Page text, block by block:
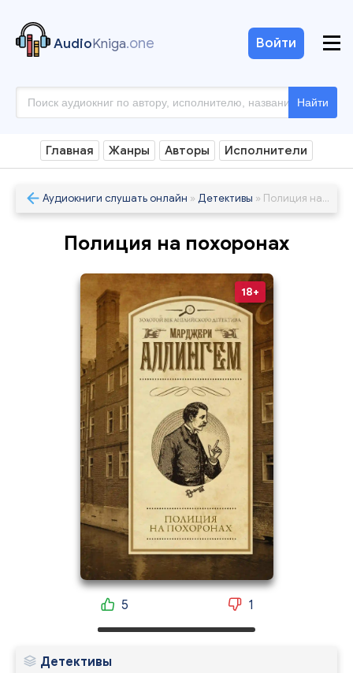
AudioKniga.one
Найти
Войти
Главная Жанры Авторы Исполнители
Аудиокниги слушать онлайн » Детективы » Полиция на похоронах
Полиция на похоронах
18+
5 1
Детективы